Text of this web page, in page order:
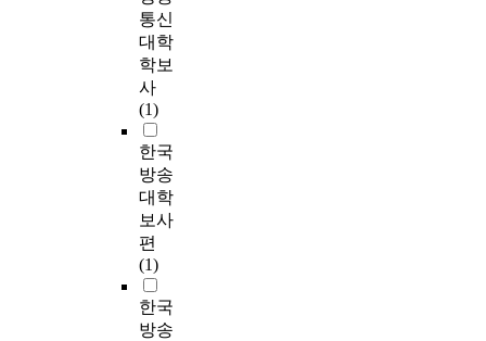
통신
대학
학보
사
(1)
한국
방송
대학
보사
편
(1)
한국
방송